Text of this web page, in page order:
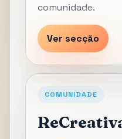
comunidade.
Ver secção
COMUNIDADE